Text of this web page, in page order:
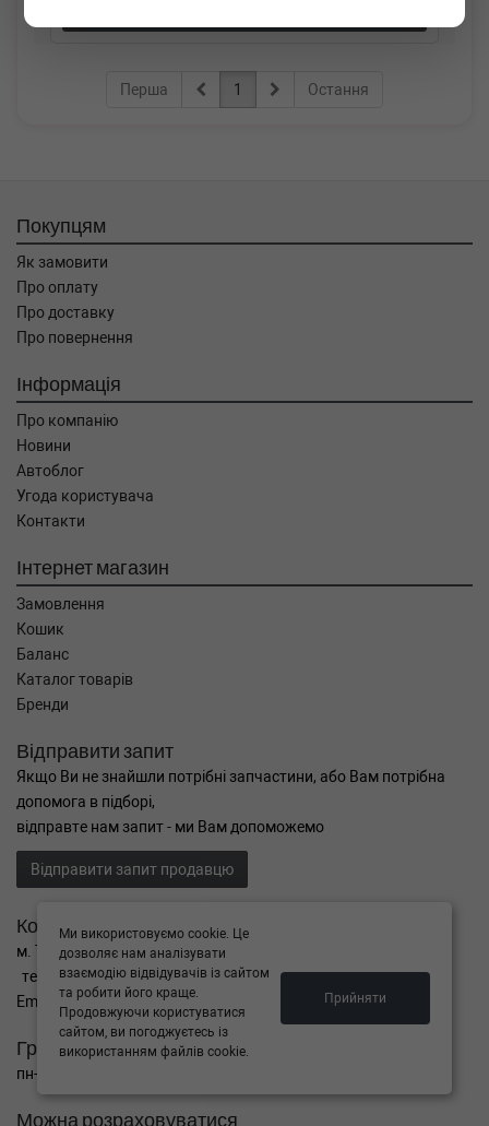
Перша 1 Остання
Покупцям
Як замовити
Про оплату
Про доставку
Про повернення
Інформація
Про компанію
Новини
Автоблог
Угода користувача
Контакти
Інтернет магазин
Замовлення
Кошик
Баланс
Каталог товарів
Бренди
Відправити запит
Якщо Ви не знайшли потрібні запчастини, або Вам потрібна
допомога в підборі,
відправте нам запит - ми Вам допоможемо
Відправити запит продавцю
Контакти
м. Тернопіль вул. Микулинецька 106а
тел. +38(099)650-59-19
Email. autokitparts@yahoo.com
Графік роботи
пн-пт з 9:00 до 17:00, сб - вихідний, нд - вихідний
Можна розраховуватися
Ми використовуємо cookie. Це
дозволяє нам аналізувати
взаємодію відвідувачів із сайтом
та робити його краще.
Продовжуючи користуватися
сайтом, ви погоджуєтесь із
використанням файлів cookie.
Прийняти